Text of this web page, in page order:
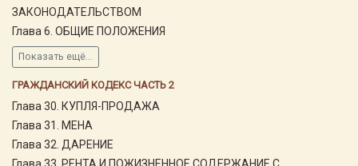
ЗАКОНОДАТЕЛЬСТВОМ
Глава 6. ОБЩИЕ ПОЛОЖЕНИЯ
Показать ещё...
ГРАЖДАНСКИЙ КОДЕКС ЧАСТЬ 2
Глава 30. КУПЛЯ-ПРОДАЖА
Глава 31. МЕНА
Глава 32. ДАРЕНИЕ
Глава 33. РЕНТА И ПОЖИЗНЕННОЕ СОДЕРЖАНИЕ С